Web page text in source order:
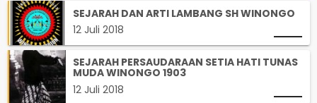
SEJARAH DAN ARTI LAMBANG SH WINONGO
12 Juli 2018
SEJARAH PERSAUDARAAN SETIA HATI TUNAS
MUDA WINONGO 1903
12 Juli 2018